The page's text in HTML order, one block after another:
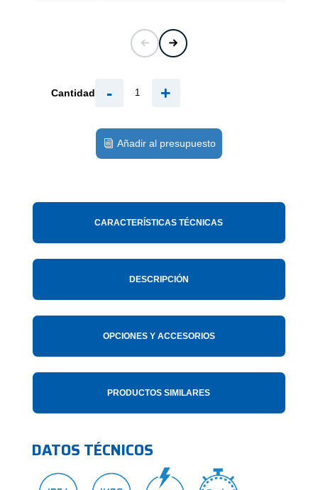
Cantidad - +
Añadir al presupuesto
CARACTERÍSTICAS TÉCNICAS
DESCRIPCIÓN
OPCIONES Y ACCESORIOS
PRODUCTOS SIMILARES
DATOS TÉCNICOS